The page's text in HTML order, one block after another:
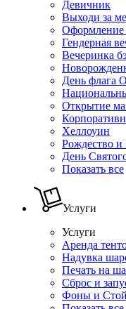
Девичник
Выходи за
Оформление
Гендерная
Вечеринка
День флага
Открытие
Хеллоуин
Рождество
День
Показать все
Услуги
Услуги
Аренда
Надувка
Печать на
Сброс и
Фоны и